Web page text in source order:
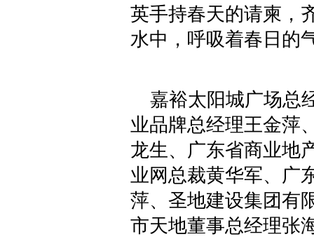
英手持春天的请柬，
水中，呼吸着春日的
嘉裕太阳城广场总
业品牌总经理王金萍
龙生、广东省商业地
业网总裁黄华军、广
萍、圣地建设集团有
市天地董事总经理张